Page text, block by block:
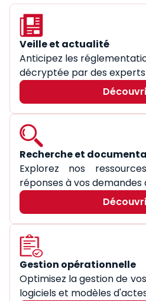
Veille et actualité
Anticipez les
décryptée par des experts
Recherche et
Explorez nos
réponses à vos
Gestion opérationnelle
Optimisez la gestion de
logiciels et modèles